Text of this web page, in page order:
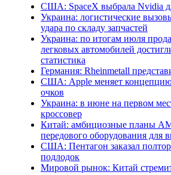
США: SpaceX выбрала Nvidia
Украина: логистические
удара по складу запчастей
Украина: по итогам июля
легковых автомобилей
статистика
Германия: Rheinmetall
США: Apple меняет
очков
Украина: в июне на первом
кроссовер
Китай: амбициозные планы
передового оборудования для
США: Пентагон заказал
подлодок
Мировой рынок: Китай